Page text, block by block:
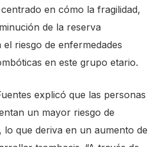
en cómo la fragilidad,
de la reserva
riesgo de enfermedades
en este grupo etario.
explicó que las personas
un mayor riesgo de
lo que deriva en un aumento de